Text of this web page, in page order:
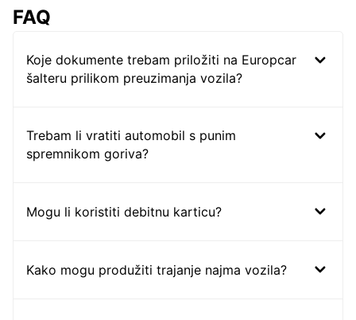
FAQ
Koje dokumente trebam priložiti na Europcar
šalteru prilikom preuzimanja vozila?
Trebam li vratiti automobil s punim
spremnikom goriva?
Mogu li koristiti debitnu karticu?
Kako mogu produžiti trajanje najma vozila?